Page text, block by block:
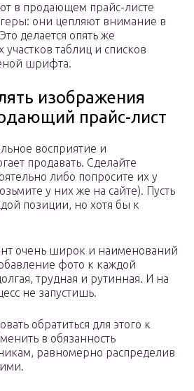
в продающем прайс-листе
они цепляют внимание в
делается опять же
таблиц и списков
шрифта.
изображения
прайс-лист
восприятие и
продавать. Сделайте
либо попросите их у
у них же на сайте). Пусть
позиции, но хотя бы к
очень широк и наименований
фото к каждой
трудная и рутинная. И на
не запустишь.
обратиться для этого к
в обязанность
равномерно распределив